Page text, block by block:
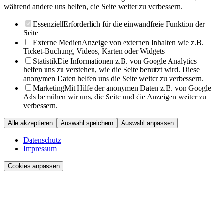
während andere uns helfen, die Seite weiter zu verbessern.
EssenziellErforderlich für die einwandfreie Funktion der
Seite
Externe MedienAnzeige von externen Inhalten wie z.B.
Ticket-Buchung, Videos, Karten oder Widgets
StatistikDie Informationen z.B. von Google Analytics
helfen uns zu verstehen, wie die Seite benutzt wird. Diese
anonymen Daten helfen uns die Seite weiter zu verbessern.
MarketingMit Hilfe der anonymen Daten z.B. von Google
Ads bemühen wir uns, die Seite und die Anzeigen weiter zu
verbessern.
Alle akzeptieren Auswahl speichern Auswahl anpassen
Datenschutz
Impressum
Cookies anpassen